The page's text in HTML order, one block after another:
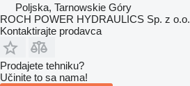
Poljska, Tarnowskie Góry
ROCH POWER HYDRAULICS Sp. z o.o.
Kontaktirajte prodavca
Prodajete tehniku?
Učinite to sa nama!